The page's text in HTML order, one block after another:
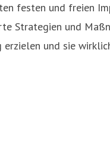
o.kirch@heyst.com
festen und freien
Strategien und
erzielen und sie